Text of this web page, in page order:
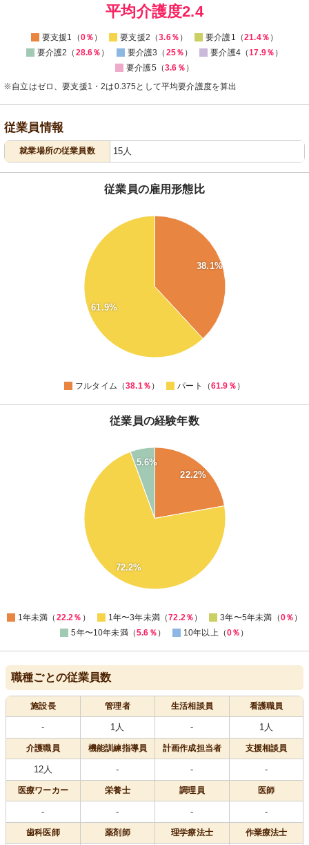
0
平均介護度2.4
要支援1（0％ ） 要支援2（3.6％ ） 要介護1（21.4％ ）
要介護2（ 28.6％ ） 要介護3（ 25％ ） 要介護4（17.9％ ）
要介護5（3.6％ ）
※自立はゼロ、要支援1・2は0.375として平均要介護度を算出
従業員情報
就業場所の従業員数 15人
従業員の雇用形態比
38.1%
61.9%
フルタイム（38.1％ ） パート（61.9％ ）
従業員の経験年数
22.2%
72.2%
5.6%
1年未満（ 22.2％ ） 1年〜3年未満（72.2％ ） 3年〜5年未満（0％ ）
5年〜10年未満（5.6％ ） 10年以上（0％ ）
職種ごとの従業員数
施設長 管理者 生活相談員 看護職員
- 1人 - 1人
介護職員 機能訓練指導員 計画作成担当者 支援相談員
12人 - - -
医療ワーカー 栄養士 調理員 医師
- - - -
歯科医師 薬剤師 理学療法士 作業療法士